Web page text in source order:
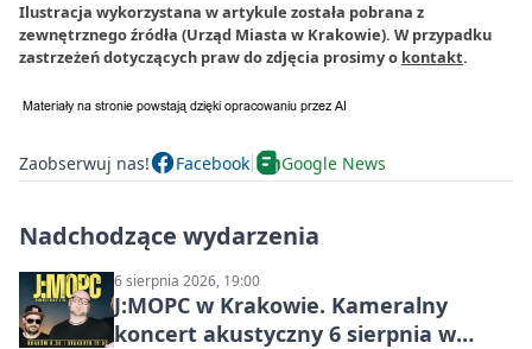
Ilustracja wykorzystana w artykule została pobrana z
zewnętrznego źródła (Urząd Miasta w Krakowie). W przypadku
zastrzeżeń dotyczących praw do zdjęcia prosimy o kontakt.
Zaobserwuj nas! Facebook Google News
Nadchodzące wydarzenia
6 sierpnia 2026, 19:00
J:МОРС w Krakowie. Kameralny
koncert akustyczny 6 sierpnia w